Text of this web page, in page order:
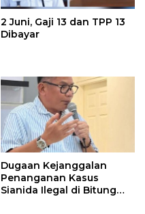
2 Juni, Gaji 13 dan TPP 13
Dibayar
Dugaan Kejanggalan
Penanganan Kasus
Sianida Ilegal di Bitung